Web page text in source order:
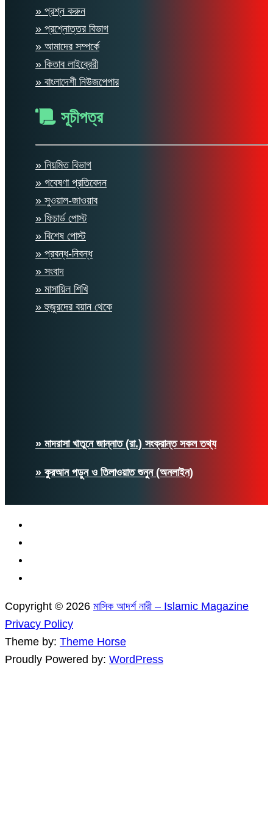
» প্রশ্ন করুন
» প্রশ্নোত্তর বিভাগ
» আমাদের সম্পর্কে
» কিতাব লাইব্রেরী
» বাংলাদেশী নিউজপেপার
সূচীপত্র
» নিয়মিত বিভাগ
» গবেষণা প্রতিবেদন
» সুওয়াল-জাওয়াব
» ফিচার্ড পোস্ট
» বিশেষ পোস্ট
» প্রবন্ধ-নিবন্ধ
» সংবাদ
» মাসায়িল শিখি
» হুজুরদের বয়ান থেকে
» মাদরাসা খাতুনে জান্নাত (রা.) সংক্রান্ত সকল তথ্য
» কুরআন পড়ুন ও তিলাওয়াত শুনুন (অনলাইন)
Copyright © 2026 মাসিক আদর্শ নারী – Islamic Magazine
Privacy Policy
Theme by: Theme Horse
Proudly Powered by: WordPress